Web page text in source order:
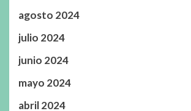
agosto 2024
julio 2024
junio 2024
mayo 2024
abril 2024